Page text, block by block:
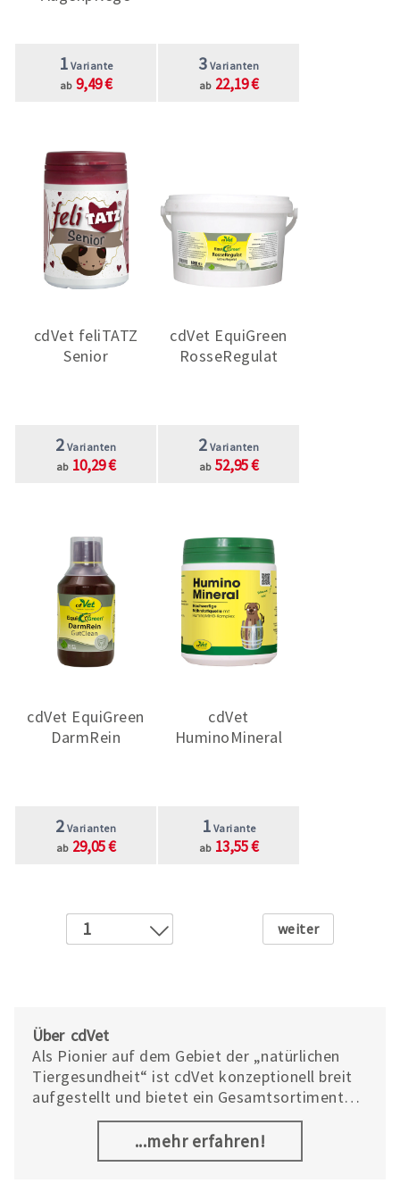
1 Variante
ab 9,49 €
3 Varianten
ab 22,19 €
cdVet feliTATZ
Senior
2 Varianten
ab 10,29 €
cdVet EquiGreen
RosseRegulat
2 Varianten
ab 52,95 €
cdVet EquiGreen
DarmRein
2 Varianten
ab 29,05 €
cdVet
HuminoMineral
1 Variante
ab 13,55 €
1
5
6
7
Weiter
Über cdVet
Als Pionier auf dem Gebiet der „natürlichen
Tiergesundheit“ ist cdVet konzeptionell breit
aufgestellt und bietet ein Gesamtsortiment
für Hunde, Katzen und Pferde. Sie können Ihr
Tier ernährungsbedingt in den Bereichen der
Mineralstoffversorgung, der Zahngesundheit,
...mehr erfahren!